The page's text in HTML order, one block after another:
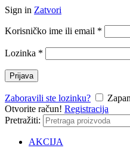
Sign in Zatvori
Korisničko ime ili email *
Lozinka *
Prijava
Zaboravili ste lozinku?
Otvorite račun! Registracija
Pretražiti:
AKCIJA